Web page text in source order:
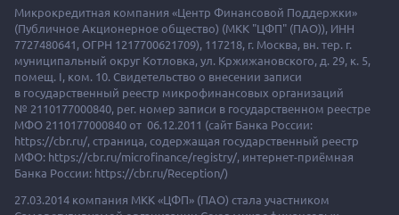
Микрокредитная компания «Центр Финансовой Поддержки»
(Публичное Акционерное общество) (МКК "ЦФП" (ПАО)), ИНН
7727480641, ОГРН 1217700621709), 117218, г. Москва, вн. тер. г.
муниципальный округ Котловка, ул. Кржижановского, д. 29, к. 5,
помещ. I, ком. 10. Свидетельство о внесении записи
в государственный реестр микрофинансовых организаций
№ 2110177000840, рег. номер записи в государственном реестре
МФО 2110177000840 от 06.12.2011 (сайт Банка России:
https://cbr.ru/, страница, содержащая государственный реестр
МФО: https://cbr.ru/microfinance/registry/, интернет-приёмная
Банка России: https://cbr.ru/Reception/)
27.03.2014 компания МКК «ЦФП» (ПАО) стала участником